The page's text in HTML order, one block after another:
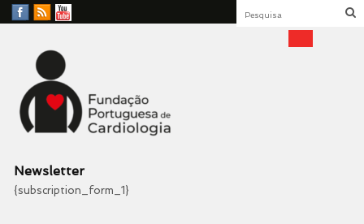
Facebook
RSS
YouTube
Fundação Portuguesa
Cardiologia
Newsletter
{subscription_form_1}